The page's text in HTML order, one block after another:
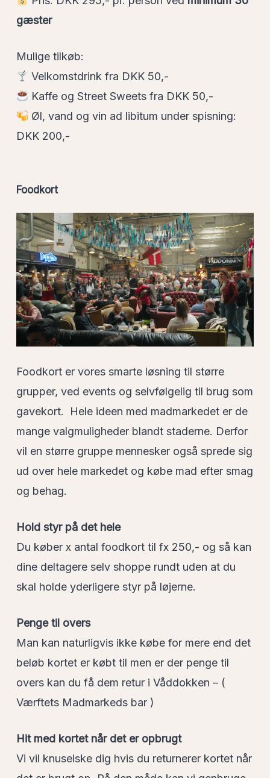
gæster
Mulige tilkøb:
Velkomstdrink fra DKK 50,-
Kaffe og Street Sweets fra DKK 50,-
Øl, vand og vin ad libitum under spisning:
DKK 200,-
Foodkort
Foodkort er vores smarte løsning til større
grupper, ved events og selvfølgelig til brug som
gavekort.
Hele ideen med madmarkedet er de
mange valgmuligheder blandt staderne. Derfor
vil en større gruppe mennesker også sprede sig
ud over hele markedet og købe mad efter smag
og behag.
Hold styr på det hele
Du køber x antal foodkort til fx 250,- og så kan
dine deltagere selv shoppe rundt uden at du
skal holde yderligere styr på løjerne.
Penge til overs
Man kan naturligvis ikke købe for mere end det
beløb kortet er købt til men er der penge til
overs kan du få dem retur i Våddokken – (
Værftets Madmarkeds bar )
Hit med kortet når det er opbrugt
Vi vil knuselske dig hvis du returnerer kortet når